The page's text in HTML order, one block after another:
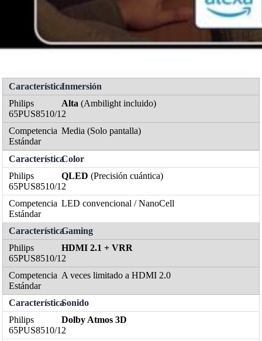
Inmersión
Alta (Ambilight incluido)
Media (Solo pantalla)
Color
QLED (Precisión cuántica)
LED convencional / NanoCell
Gaming
HDMI 2.1 + VRR
A veces limitado a HDMI 2.0
Sonido
Dolby Atmos 3D